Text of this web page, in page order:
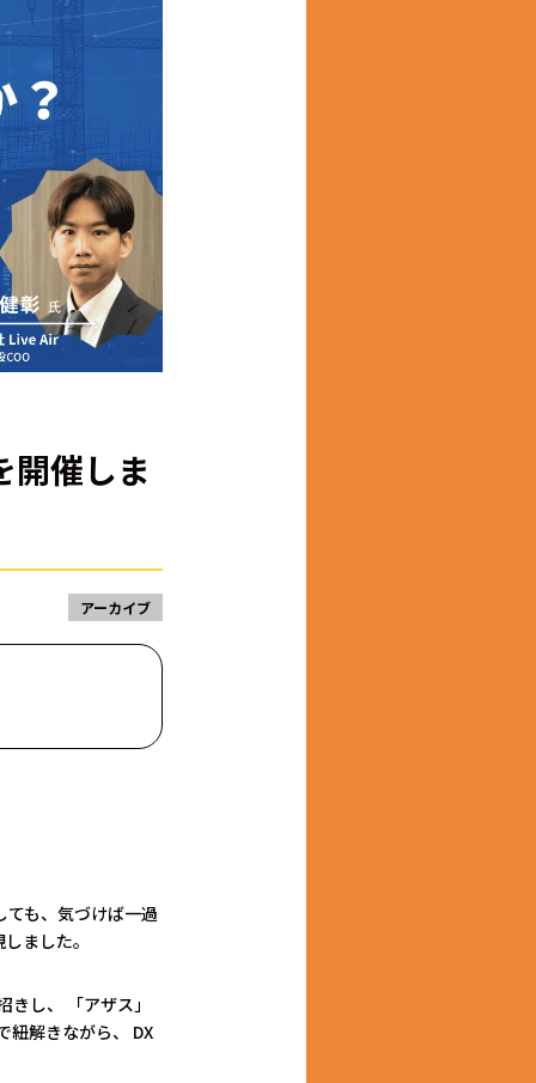
開催しま
アーカイブ
も、気づけば一過
ました。
し、 「アザス」
紐解きながら、 DX